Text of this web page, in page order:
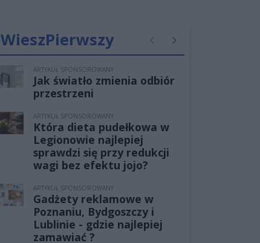
PoprzednieNastępne
ARTYKUŁ SPONSOROWANY
Jak światło zmienia odbiór
przestrzeni
ARTYKUŁ SPONSOROWANY
Która dieta pudełkowa w
Legionowie najlepiej
sprawdzi się przy redukcji
wagi bez efektu jojo?
ARTYKUŁ SPONSOROWANY
Gadżety reklamowe w
Poznaniu, Bydgoszczy i
Lublinie - gdzie najlepiej
zamawiać ?